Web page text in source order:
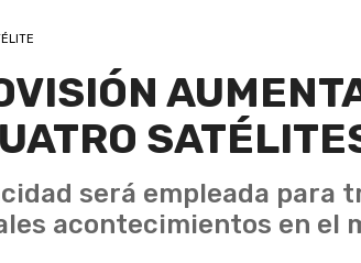
será empleada para
acontecimientos en el